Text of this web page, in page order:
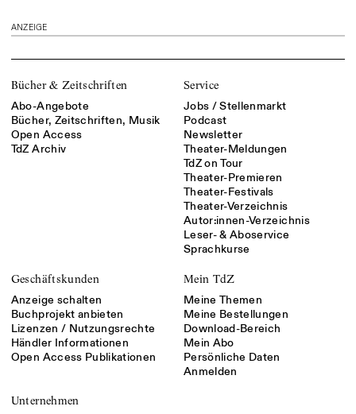
ANZEIGE
Bücher & Zeitschriften
Abo-Angebote
Bücher, Zeitschriften, Musik
Open Access
TdZ Archiv
Service
Jobs / Stellenmarkt
Podcast
Newsletter
Theater-Meldungen
TdZ on Tour
Theater-Premieren
Theater-Festivals
Theater-Verzeichnis
Autor:innen-Verzeichnis
Leser- & Aboservice
Sprachkurse
Geschäftskunden
Anzeige schalten
Buchprojekt anbieten
Lizenzen / Nutzungsrechte
Händler Informationen
Open Access Publikationen
Mein TdZ
Meine Themen
Meine Bestellungen
Download-Bereich
Mein Abo
Persönliche Daten
Anmelden
Unternehmen